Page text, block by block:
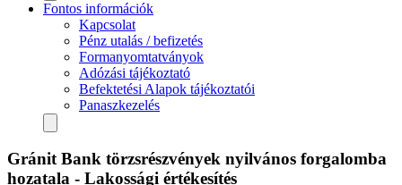
Fontos információk
Kapcsolat
Pénz utalás / befizetés
Formanyomtatványok
Adózási tájékoztató
Befektetési Alapok tájékoztatói
Panaszkezelés
Gránit Bank törzsrészvények nyilvános forgalomba
hozatala - Lakossági értékesítés